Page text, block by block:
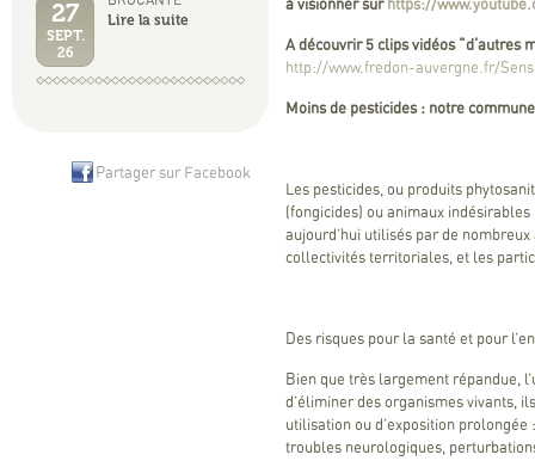
27
SEPT.
26
Lire la suite
Partager sur Facebook
à visionner sur https://
A découvrir 5 clips vidéos "d'autres
http://www.fredon-auvergne.fr/
Moins de pesticides : notre
Les pesticides, ou produits
(fongicides) ou animaux
aujourd’hui utilisés par de
collectivités territoriales, et les
Des risques pour la santé et pour
Bien que très largement répandue,
d’éliminer des organismes vivants,
utilisation ou d’exposition
troubles neurologiques,